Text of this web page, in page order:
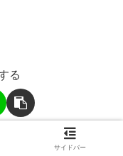
る
る サイドバー